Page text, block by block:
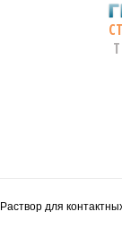
Раствор для